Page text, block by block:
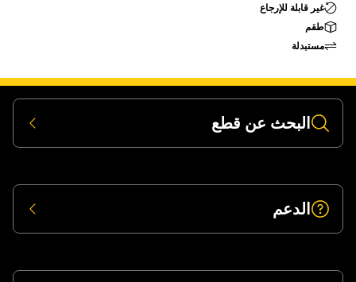
غير قابلة للإرجاع
طقم
مستبدلة
البحث عن قطع
الدعم